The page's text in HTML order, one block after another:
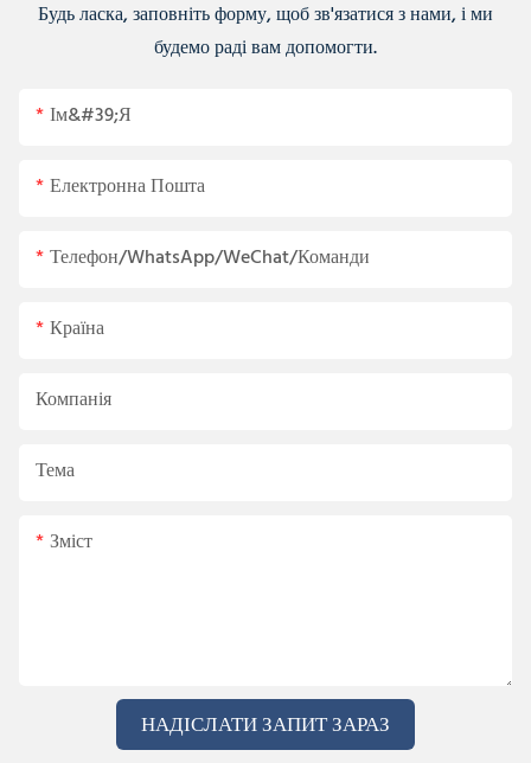
Будь ласка, заповніть форму, щоб зв'язатися з нами, і ми
будемо раді вам допомогти.
Ім&#39;я
Електронна Пошта
Телефон/WhatsApp/WeChat/Команди
Країна
Компанія
Тема
Зміст
НАДІСЛАТИ ЗАПИТ ЗАРАЗ